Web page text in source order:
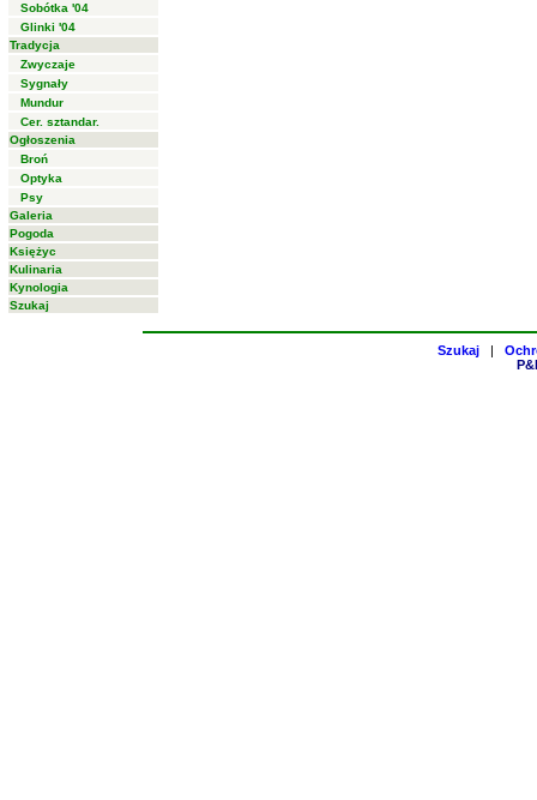
Sobótka '04
Glinki '04
Tradycja
Zwyczaje
Sygnały
Mundur
Cer. sztandar.
Ogłoszenia
Broń
Optyka
Psy
Galeria
Pogoda
Księżyc
Kulinaria
Kynologia
Szukaj
Szukaj |